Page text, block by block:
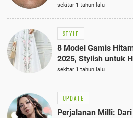
sekitar 1 tahun lalu
STYLE
8 Model Gamis
2025, Stylish untuk
Semi-Formal
sekitar 1 tahun lalu
UPDATE
Perjalanan Milli: